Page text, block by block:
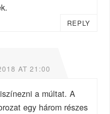
REPLY
AT 21:00
a múltat. A
egy három részes